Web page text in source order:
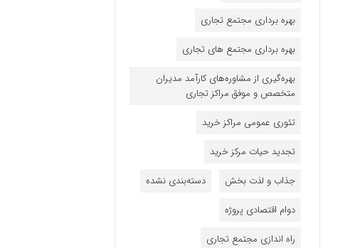
بهره برداری مجتمع تجاری
بهره برداری مجتمع های تجاری
بهره‌گیری از مشاوره‌های کارآمد مدیران
متخصص و موفق مراکز تجاری
تئوری عمومی مراکز خرید
تجدید حیات مرکز خرید
جذاب و لذت بخش
دسته‌بندی نشده
دوام اقتصادی پروژه
راه اندازی مجتمع تجاری